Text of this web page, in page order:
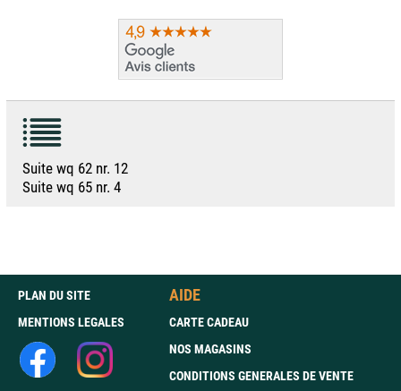
Suite wq 62 nr. 12
Suite wq 65 nr. 4
PLAN DU SITE
MENTIONS LEGALES
AIDE
CARTE CADEAU
NOS MAGASINS
CONDITIONS GENERALES DE VENTE